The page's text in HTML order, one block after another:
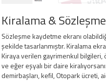
Kiralama &
Sözleşme kaydetme ekranı
şekilde tasarlanmıştır. Kiralama
Kiraya verilen gayrimenkul
ve eğer eşyalı bir daire
demirbaşları, kefil, Otopark ücreti,